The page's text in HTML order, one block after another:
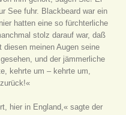
See fuhr. Blackbeard war ein
hatten eine so fürchterliche
stolz darauf war, daß
diesen meinen Augen seine
und der jämmerliche
kehrte um – kehrte um,
hier in England,« sagte der